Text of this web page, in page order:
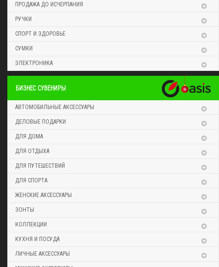
ПРОДАЖА ДО ИСЧЕРПАНИЯ
РУЧКИ
СПОРТ И ЗДОРОВЬЕ
СУМКИ
ЭЛЕКТРОНИКА
БИЗНЕС СУВЕНИРЫ
АВТОМОБИЛЬНЫЕ АКСЕССУАРЫ
ДЕЛОВЫЕ ПОДАРКИ
ДЛЯ ДОМА
ДЛЯ ОТДЫХА
ДЛЯ ПУТЕШЕСТВИЙ
ДЛЯ СПОРТА
ЖЕНСКИЕ АКСЕССУАРЫ
ЗОНТЫ
КОЛЛЕКЦИИ
КУХНЯ И ПОСУДА
ЛИЧНЫЕ АКСЕССУАРЫ